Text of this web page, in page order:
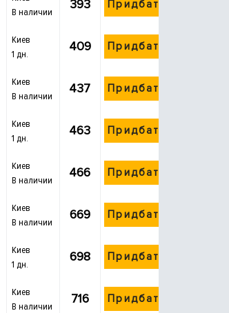
В наличии
393 Придбати
Киев
1 дн.
409 Придбати
Киев
В наличии
437 Придбати
Киев
1 дн.
463 Придбати
Киев
В наличии
466 Придбати
Киев
В наличии
669 Придбати
Киев
1 дн.
698 Придбати
Киев
В наличии
716 Придбати